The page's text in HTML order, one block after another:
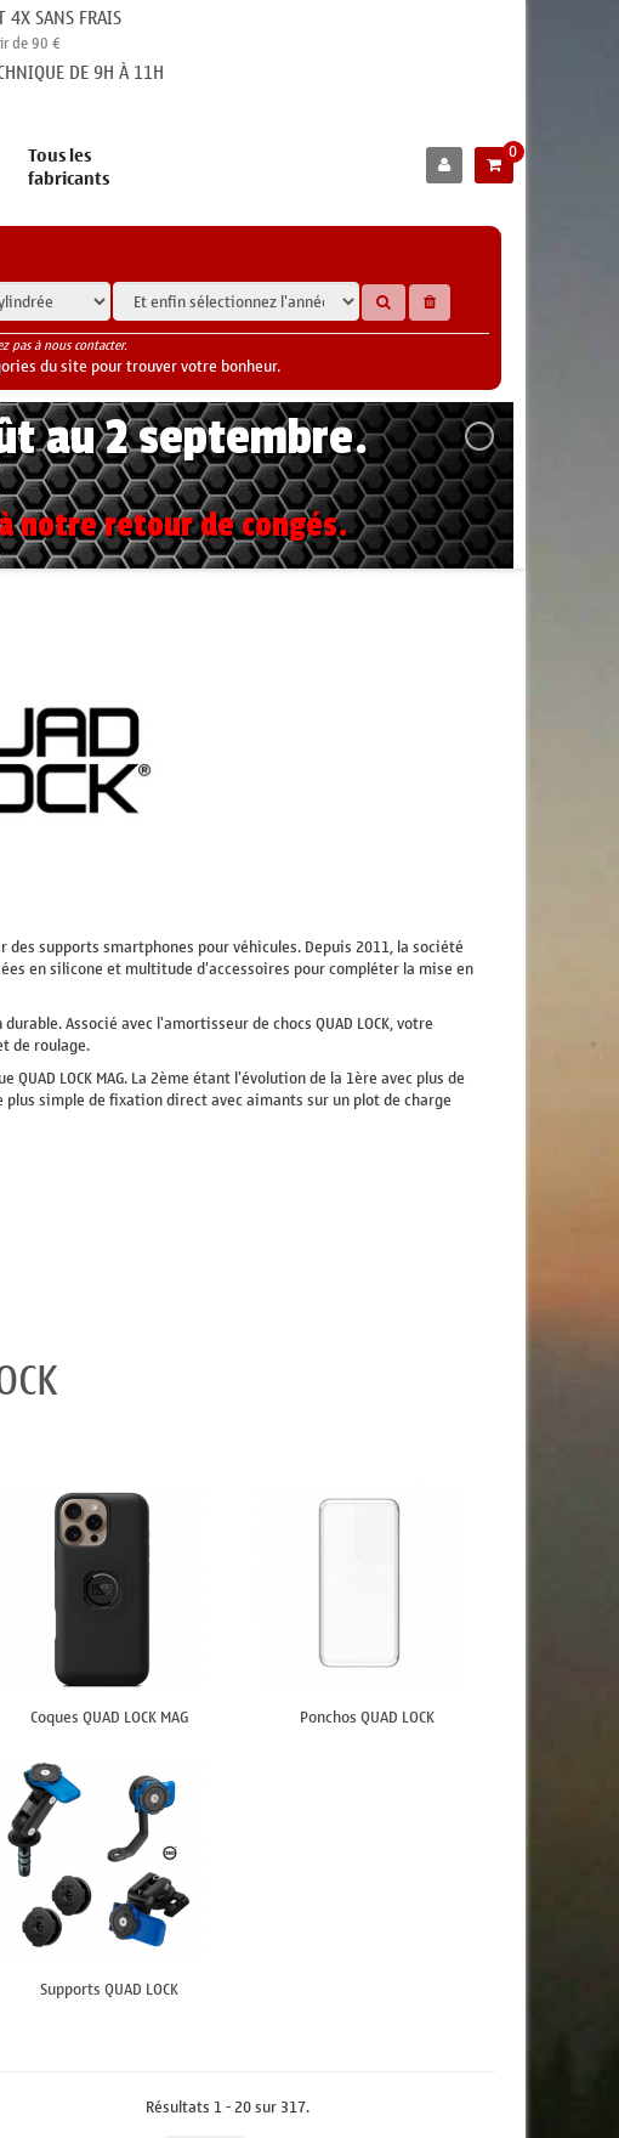
4X SANS FRAIS
de 90 €
DE 9H À 11H
Tous les
fabricants
0
pas à nous contacter.
du site pour trouver votre bonheur.
au 2 septembre.
notre retour de congés.
des supports smartphones pour véhicules. Depuis 2011, la société
en silicone et multitude d'accessoires pour compléter la mise en
Associé avec l'amortisseur de chocs QUAD LOCK, votre
de roulage.
LOCK MAG. La 2ème étant l'évolution de la 1ère avec plus de
simple de fixation direct avec aimants sur un plot de charge
Coques QUAD LOCK MAG Ponchos QUAD LOCK
Supports QUAD LOCK
Résultats 1 - 20 sur 317.